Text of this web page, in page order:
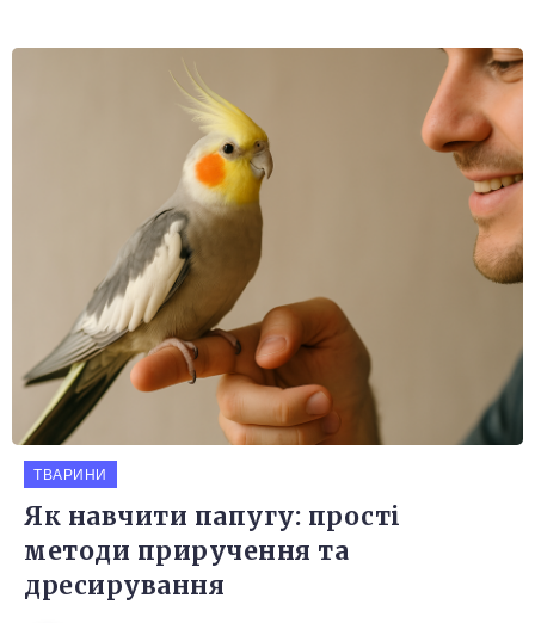
ТВАРИНИ
Як навчити папугу: прості
методи приручення та
дресирування